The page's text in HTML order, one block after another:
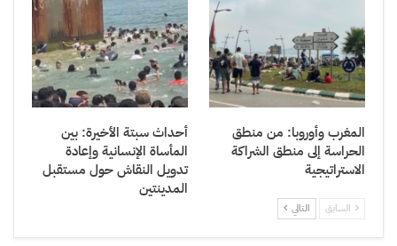
المغرب وأوروبا: من منطق
الحراسة إلى منطق الشراكة
الاستراتيجية
أحداث سبتة الأخيرة: بين
المأساة الإنسانية وإعادة
تدويل النقاش حول مستقبل
المدينتين
السابق التالي